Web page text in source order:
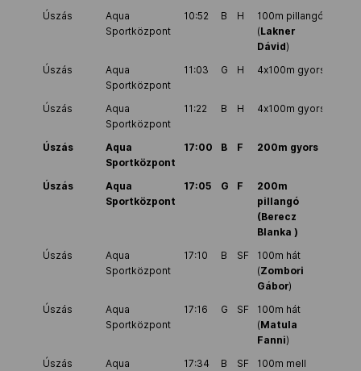
Úszás
Aqua
Sportközpont
10:52 B H
100m pillangó
(Lakner
Dávid)
Úszás
Aqua
Sportközpont
11:03 G H 4x100m gyors
Úszás
Aqua
Sportközpont
11:22 B H 4x100m gyors
Úszás
Aqua
Sportközpont
17:00 B F 200m gyors
Úszás
Aqua
Sportközpont
17:05 G F
200m
pillangó
(Berecz
Blanka )
Úszás
Aqua
Sportközpont
17:10 B SF
100m hát
(Zombori
Gábor)
Úszás
Aqua
Sportközpont
17:16 G SF
100m hát
(Matula
Fanni)
Úszás
Aqua
17:34 B SF
100m mell